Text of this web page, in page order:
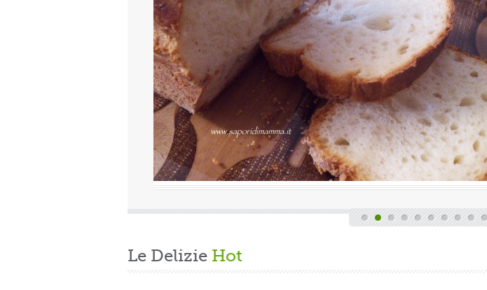
Panbrioche al Miele senza
Valutazione media: (0 / 5)
Oggi è domenica, quindi finita la fatica del lavoro settimanale
e delle faccende di casa, mi dedico alla mia grande passione.
Volevo preparare un panbrioche salutare per la ...
Le Delizie Hot